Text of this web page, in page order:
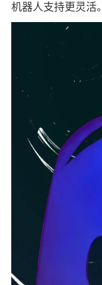
机器人支持更灵活。